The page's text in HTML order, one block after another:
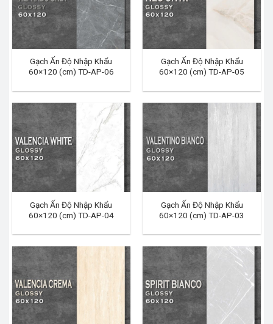
Gạch Ấn Độ Nhập Khẩu
60×120 (cm) TD-AP-06
Gạch Ấn Độ Nhập Khẩu
60×120 (cm) TD-AP-05
Gạch Ấn Độ Nhập Khẩu
60×120 (cm) TD-AP-04
Gạch Ấn Độ Nhập Khẩu
60×120 (cm) TD-AP-03